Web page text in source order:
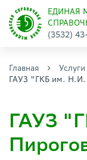
ЕДИНАЯ
(3532)
Главная Услуги
ГАУЗ "ГКБ им. Н.И.
ГАУЗ